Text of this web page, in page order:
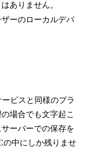
ありません。
ーのローカルデバ
ビスと同様のプラ
場合でも文字起こ
ーバーでの保存を
の中にしか残りませ